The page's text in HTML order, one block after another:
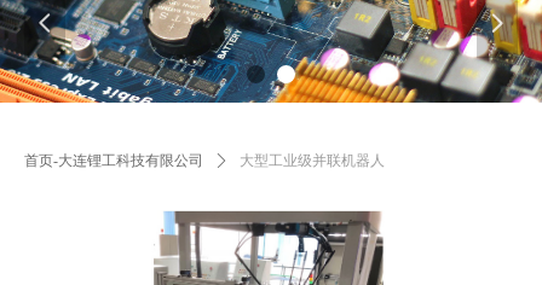
넳 넲
首页-大连锂工科技有限公司 ꄲ 大型工业级并联机器人